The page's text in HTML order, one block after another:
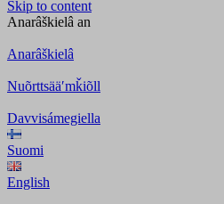
Skip to content
Anarâškielâ an
Anarâškielâ
Nuõrttsääʹmǩiõll
Davvisámegiella
Suomi
English